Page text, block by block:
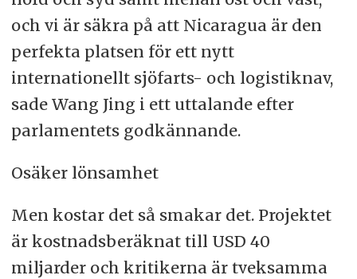
och vi är säkra på att Nicaragua är den
perfekta platsen för ett nytt
internationellt sjöfarts- och logistiknav,
sade Wang Jing i ett uttalande efter
parlamentets godkännande.
Osäker lönsamhet
Men kostar det så smakar det. Projektet
är kostnadsberäknat till USD 40
miljarder och kritikerna är tveksamma